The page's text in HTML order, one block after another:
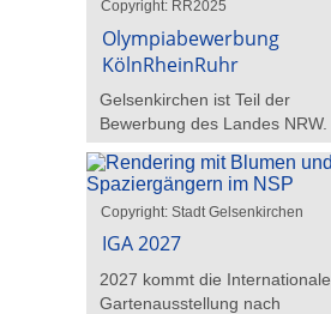
Copyright: RR2025
Olympiabewerbung
KölnRheinRuhr
Gelsenkirchen ist Teil der
Bewerbung des Landes NRW.
Copyright: Stadt Gelsenkirchen
IGA 2027
2027 kommt die Internationale
Gartenausstellung nach